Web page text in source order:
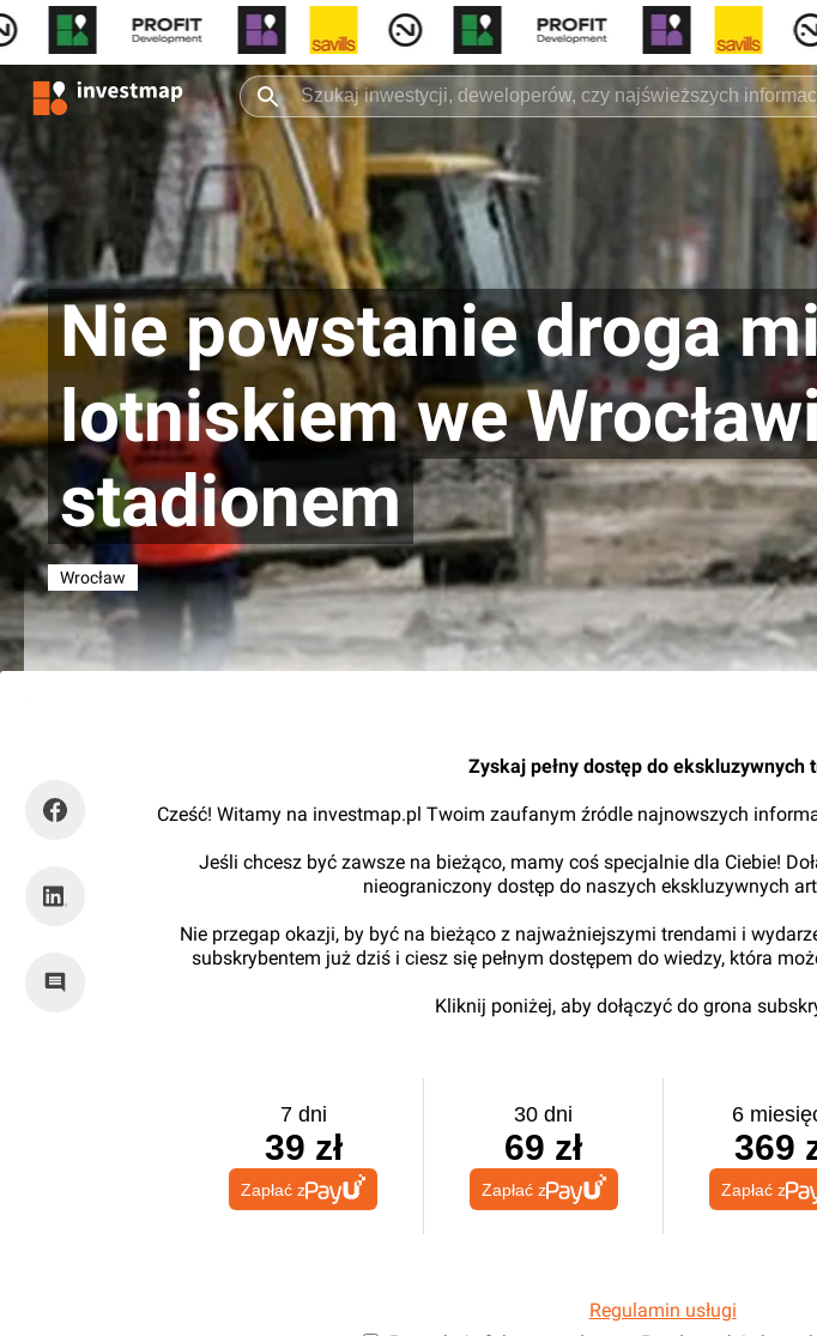
Nie powstanie droga
lotniskiem we
stadionem
Wrocław
Zyskaj pełny dostęp do ekskluzywnych
Cześć! Witamy na investmap.pl Twoim zaufanym źródle najnowszych
Jeśli chcesz być zawsze na bieżąco, mamy coś specjalnie dla Ciebie!
nieograniczony dostęp do naszych ekskluzywnych
Nie przegap okazji, by być na bieżąco z najważniejszymi trendami i
subskrybentem już dziś i ciesz się pełnym dostępem do wiedzy, która
Kliknij poniżej, aby dołączyć do grona
7 dni
39 zł
Zapłać z
30 dni
69 zł
Zapłać z
6
369
Zapłać z
Regulamin usługi